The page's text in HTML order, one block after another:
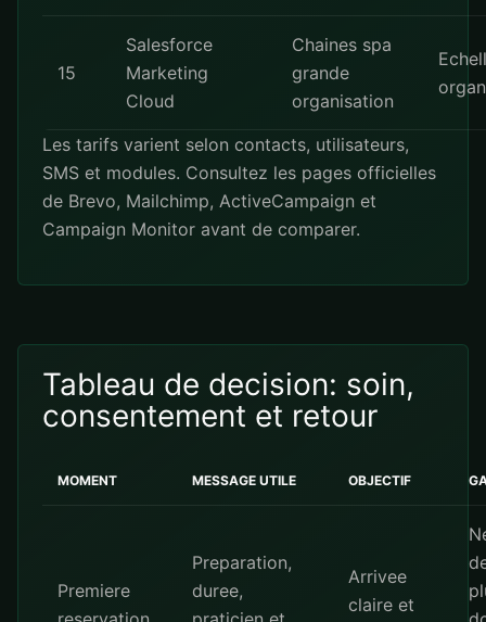
15
Salesforce
Marketing
Cloud
Chaines spa
grande
organisation
Les tarifs varient selon contacts, utilisateurs,
SMS et modules. Consultez les pages officielles
de Brevo, Mailchimp, ActiveCampaign et
Campaign Monitor avant de comparer.
Tableau de decision: soin,
consentement et retour
MOMENT MESSAGE UTILE OBJECTIF
Premiere
Preparation,
duree,
Arrivee
claire et